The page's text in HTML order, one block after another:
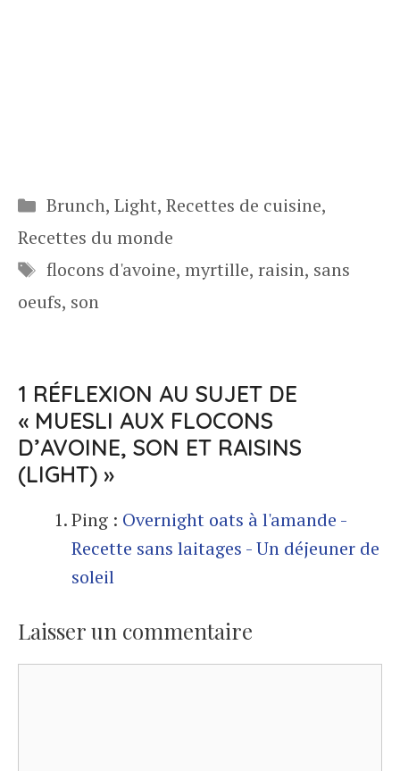
Catégories
Brunch, Light, Recettes de cuisine,
Recettes du monde
Étiquettes
flocons d'avoine, myrtille, raisin, sans
oeufs, son
1 RÉFLEXION AU SUJET DE
« MUESLI AUX FLOCONS
D’AVOINE, SON ET RAISINS
(LIGHT) »
Ping : Overnight oats à l'amande -
Recette sans laitages - Un déjeuner de
soleil
Laisser un commentaire